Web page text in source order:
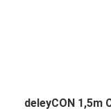
deleyCON 1,5m